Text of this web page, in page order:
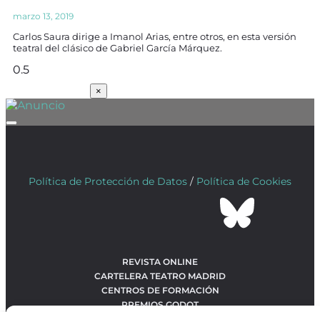
marzo 13, 2019
Carlos Saura dirige a Imanol Arias, entre otros, en esta versión
teatral del clásico de Gabriel García Márquez.
×
Política de Protección de Datos / Política de Cookies
REVISTA ONLINE
CARTELERA TEATRO MADRID
CENTROS DE FORMACIÓN
PREMIOS GODOT